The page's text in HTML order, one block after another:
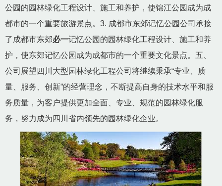
公园的园林绿化工程设计、施工和养护，使锦江公园成为成
都市的一个重要旅游景点。3. 成都市东郊记忆公园公司承接
了成都市东郊必一记忆公园的园林绿化工程设计、施工和养
护，使东郊记忆公园成为成都市的一个重要文化景点。五、
公司展望四川大型园林绿化工程公司将继续秉承“专业、质
量、服务、创新”的经营理念，不断提高自身的技术水平和服
务质量，为客户提供更加全面、专业、规范的园林绿化服
务，努力成为四川省内领先的园林绿化企业。